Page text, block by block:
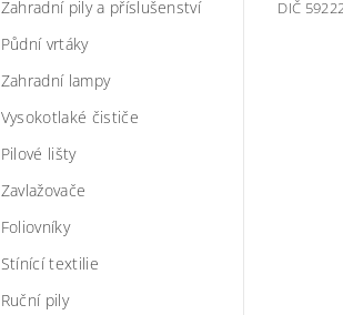
Zahradní pily a příslušenství
Půdní vrtáky
Zahradní lampy
Vysokotlaké čističe
Pilové lišty
Zavlažovače
Foliovníky
Stínící textilie
Ruční pily
DIČ